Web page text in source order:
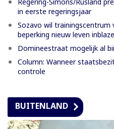
in eerste regeringsjaar
Sozavo wil trainingscentrum
beperking nieuw leven
Domineestraat mogelijk al
Column: Wanneer
controle
BUITENLAND